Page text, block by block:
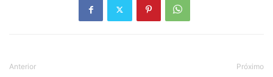
Anterior Próximo